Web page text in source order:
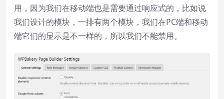
用，因为我们在移动端也是需要通过响应式的，比如说
我们设计的模块，一排有两个模块，我们在PC端和移动
端它们的显示是不一样的，所以我们不能禁用。